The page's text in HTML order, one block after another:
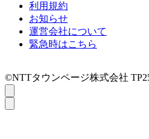
利用規約
お知らせ
運営会社について
緊急時はこちら
©NTTタウンページ株式会社